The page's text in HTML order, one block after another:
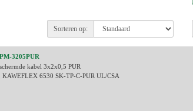
Sorteren op:
3205PUR
kabel 3x2x0,5 PUR
KAWEFLEX 6530 SK-TP-C-PUR UL/CSA